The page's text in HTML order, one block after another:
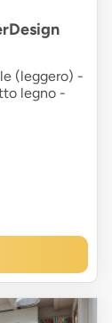
(leggero) -
legno -